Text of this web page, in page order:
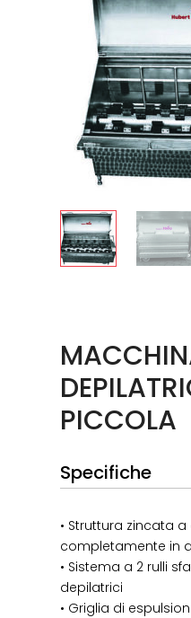
PICCOLA
Specifiche
• Struttura zincata
completamente in
• Sistema a 2 rulli
depilatrici
• Griglia di